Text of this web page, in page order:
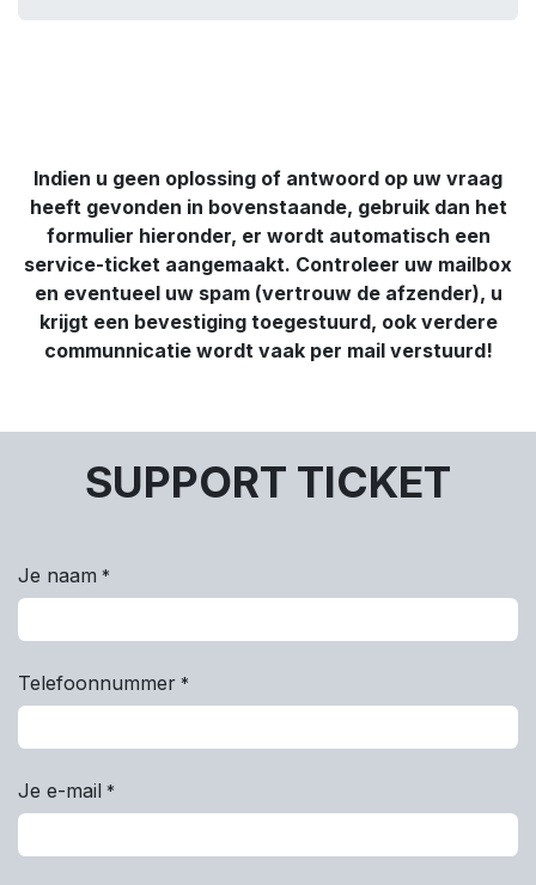
Indien u geen oplossing of antwoord op uw vraag
heeft gevonden in bovenstaande, gebruik dan het
formulier hieronder, er wordt automatisch een
service-ticket aangemaakt. Controleer uw mailbox
en eventueel uw spam (vertrouw de afzender), u
krijgt een bevestiging toegestuurd, ook verdere
communnicatie wordt vaak per mail verstuurd!
SUPPORT TICKET
Je naam *
Telefoonnummer *
Je e-mail *